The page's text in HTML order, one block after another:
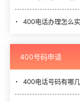
400电话办理怎么
400号码申请
400电话号码有哪